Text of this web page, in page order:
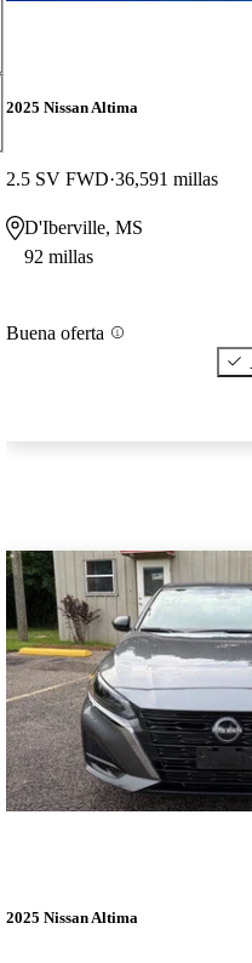
2025 Nissan Altima
2.5 SV FWD 36,591 millas
D'Iberville, MS
92 millas
Buena oferta
2025 Nissan Altima